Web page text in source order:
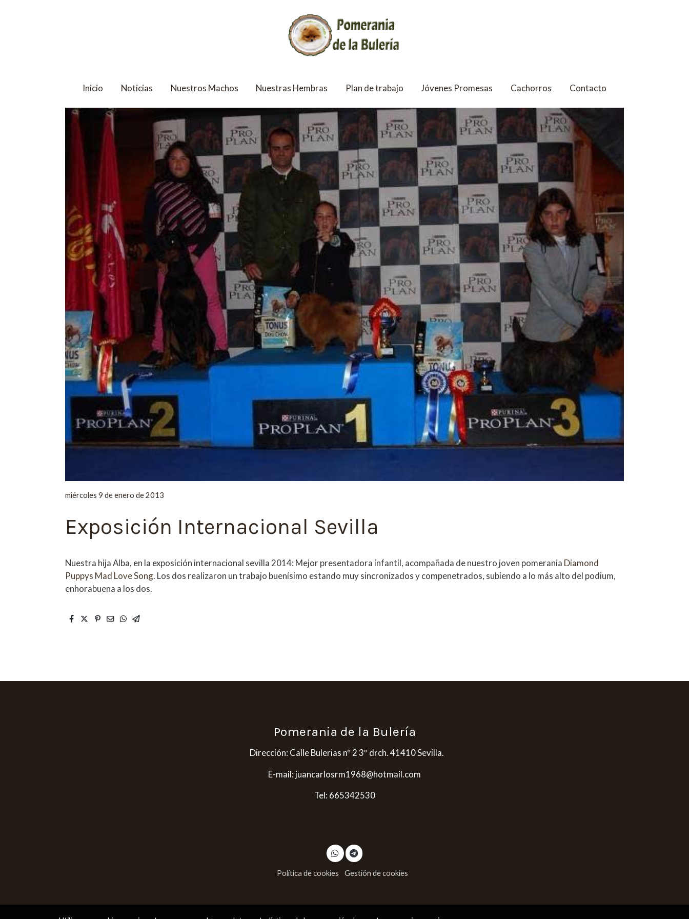
Inicio Noticias Nuestros Machos Nuestras Hembras Plan de trabajo Jóvenes Promesas Cachorros Contacto
miércoles 9 de enero de 2013
Exposición Internacional Sevilla
Nuestra hija Alba, en la exposición internacional sevilla 2014: Mejor presentadora infantil, acompañada de nuestro joven pomerania Diamond
Puppys Mad Love Song. Los dos realizaron un trabajo buenísimo estando muy sincronizados y compenetrados, subiendo a lo más alto del podium,
enhorabuena a los dos.
Pomerania de la Bulería
Dirección: Calle Bulerias nº 2 3º drch. 41410 Sevilla.
E-mail: juancarlosrm1968@hotmail.com
Tel: 665342530
Política de cookies Gestión de cookies